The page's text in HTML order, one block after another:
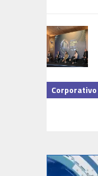
Corporativo